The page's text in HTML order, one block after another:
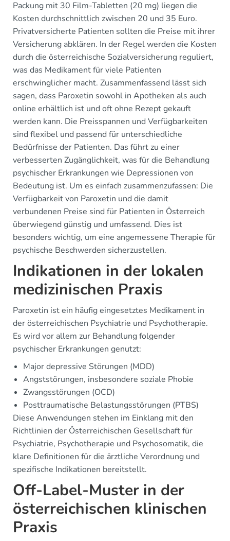
Packung mit 30 Film-Tabletten (20 mg) liegen die
Kosten durchschnittlich zwischen 20 und 35 Euro.
Privatversicherte Patienten sollten die Preise mit ihrer
Versicherung abklären. In der Regel werden die Kosten
durch die österreichische Sozialversicherung reguliert,
was das Medikament für viele Patienten
erschwinglicher macht. Zusammenfassend lässt sich
sagen, dass Paroxetin sowohl in Apotheken als auch
online erhältlich ist und oft ohne Rezept gekauft
werden kann. Die Preisspannen und Verfügbarkeiten
sind flexibel und passend für unterschiedliche
Bedürfnisse der Patienten. Das führt zu einer
verbesserten Zugänglichkeit, was für die Behandlung
psychischer Erkrankungen wie Depressionen von
Bedeutung ist. Um es einfach zusammenzufassen: Die
Verfügbarkeit von Paroxetin und die damit
verbundenen Preise sind für Patienten in Österreich
überwiegend günstig und umfassend. Dies ist
besonders wichtig, um eine angemessene Therapie für
psychische Beschwerden sicherzustellen.
Indikationen in der lokalen
medizinischen Praxis
Paroxetin ist ein häufig eingesetztes Medikament in
der österreichischen Psychiatrie und Psychotherapie.
Es wird vor allem zur Behandlung folgender
psychischer Erkrankungen genutzt:
Major depressive Störungen (MDD)
Angststörungen, insbesondere soziale Phobie
Zwangsstörungen (OCD)
Posttraumatische Belastungsstörungen (PTBS)
Diese Anwendungen stehen im Einklang mit den
Richtlinien der Österreichischen Gesellschaft für
Psychiatrie, Psychotherapie und Psychosomatik, die
klare Definitionen für die ärztliche Verordnung und
spezifische Indikationen bereitstellt.
Off-Label-Muster in der
österreichischen klinischen
Praxis